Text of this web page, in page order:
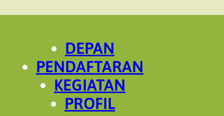
DEPAN
PENDAFTARAN
KEGIATAN
PROFIL